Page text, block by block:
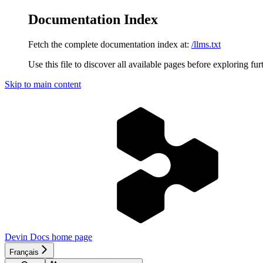
Documentation Index
Fetch the complete documentation index at: /llms.txt
Use this file to discover all available pages before exploring
Skip to main content
Devin Docs home page
Français